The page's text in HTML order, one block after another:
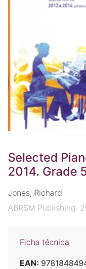
Selected
2014. Grade
Jones, Richard
ABRSM Publishing.
Ficha técnica
EAN: